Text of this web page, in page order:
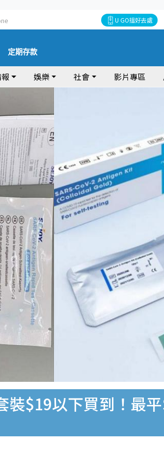
U GO搵好去處
定期存款
娛樂 社會 影片專區
裝$19以下買到！最